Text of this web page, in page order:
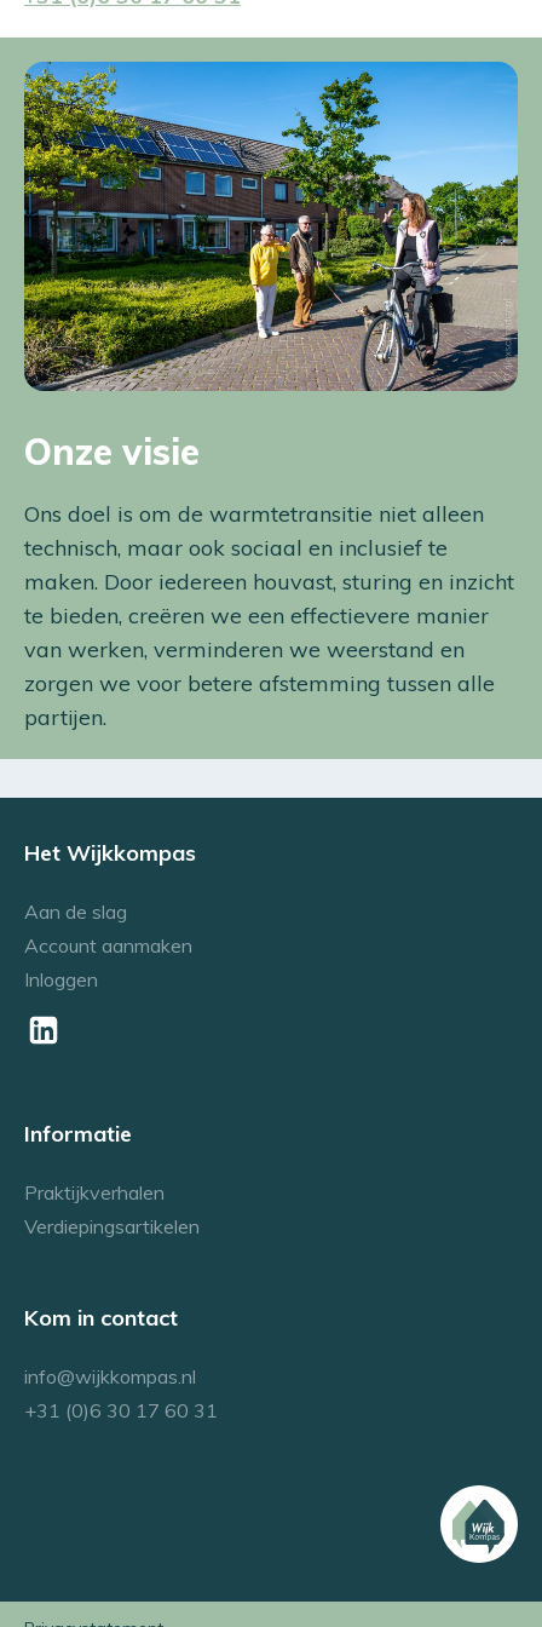
Onze visie
Ons doel is om de warmtetransitie niet alleen
technisch, maar ook sociaal en inclusief te
maken. Door iedereen houvast, sturing en inzicht
te bieden, creëren we een effectievere manier
van werken, verminderen we weerstand en
zorgen we voor betere afstemming tussen alle
partijen.
Het Wijkkompas
Aan de slag
Account aanmaken
Inloggen
Informatie
Praktijkverhalen
Verdiepingsartikelen
Kom in contact
info@wijkkompas.nl
+31 (0)6 30 17 60 31